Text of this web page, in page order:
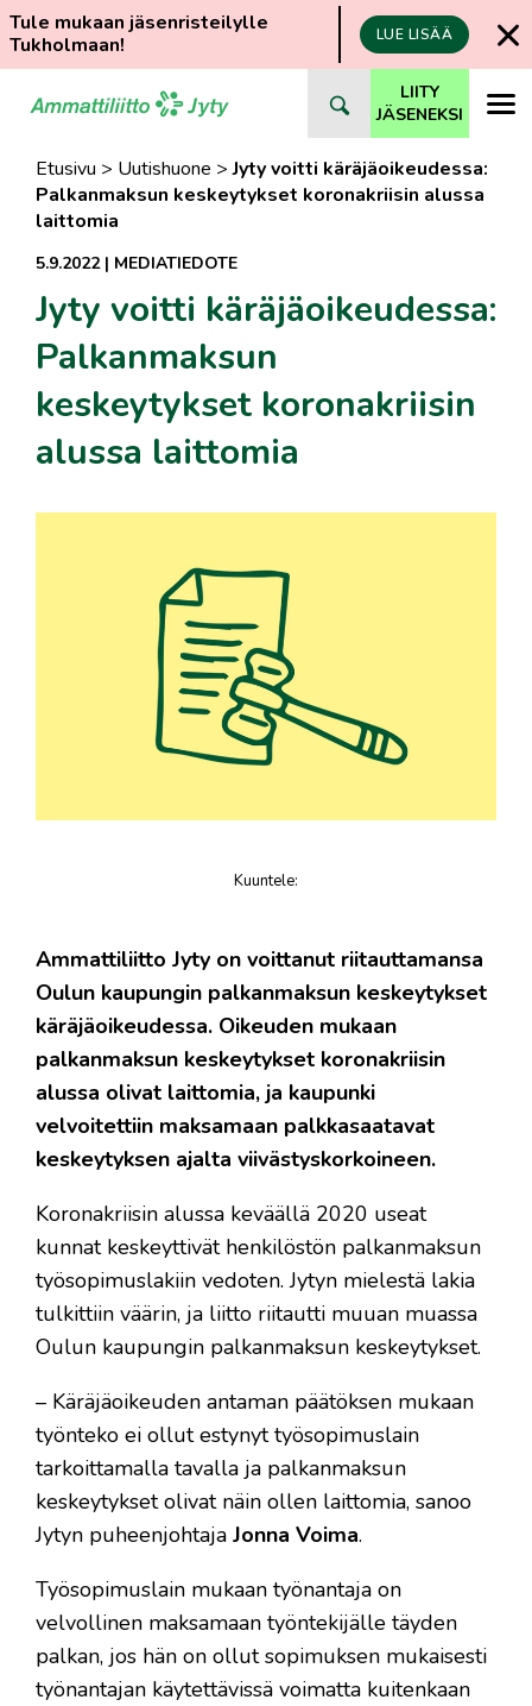
Tule mukaan jäsenristeilylle
Tukholmaan!
LUE LISÄÄ
suoraan
LIITY
JÄSENEKSI
Etusivu > Uutishuone >Jyty voitti käräjäoikeudessa:
Palkanmaksun keskeytykset koronakriisin alussa
laittomia
5.9.2022| MEDIATIEDOTE
Jyty voitti käräjäoikeudessa:
Palkanmaksun
keskeytykset koronakriisin
alussa laittomia
Kuuntele:
Ammattiliitto Jyty on voittanut riitauttamansa
Oulun kaupungin palkanmaksun keskeytykset
käräjäoikeudessa. Oikeuden mukaan
palkanmaksun keskeytykset koronakriisin
alussa olivat laittomia, ja kaupunki
velvoitettiin maksamaan palkkasaatavat
keskeytyksen ajalta viivästyskorkoineen.
Koronakriisin alussa keväällä 2020 useat
kunnat keskeyttivät henkilöstön palkanmaksun
työsopimuslakiin vedoten. Jytyn mielestä lakia
tulkittiin väärin, ja liitto riitautti muuan muassa
Oulun kaupungin palkanmaksun keskeytykset.
– Käräjäoikeuden antaman päätöksen mukaan
työnteko ei ollut estynyt työsopimuslain
tarkoittamalla tavalla ja palkanmaksun
keskeytykset olivat näin ollen laittomia, sanoo
Jytyn puheenjohtaja Jonna Voima.
Työsopimuslain mukaan työnantaja on
velvollinen maksamaan työntekijälle täyden
palkan, jos hän on ollut sopimuksen mukaisesti
työnantajan käytettävissä voimatta kuitenkaan